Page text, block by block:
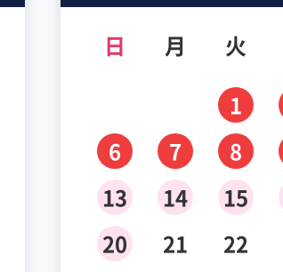
日 月 火
1
6
7 8
13
14 15
20
21 22